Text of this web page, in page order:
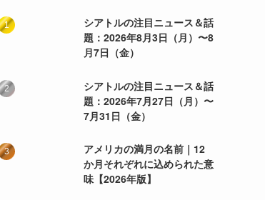
シアトルの注目ニュース＆話
題：2026年8月3日（月）〜8
月7日（金）
シアトルの注目ニュース＆話
題：2026年7月27日（月）〜
7月31日（金）
アメリカの満月の名前｜12
か月それぞれに込められた意
味【2026年版】